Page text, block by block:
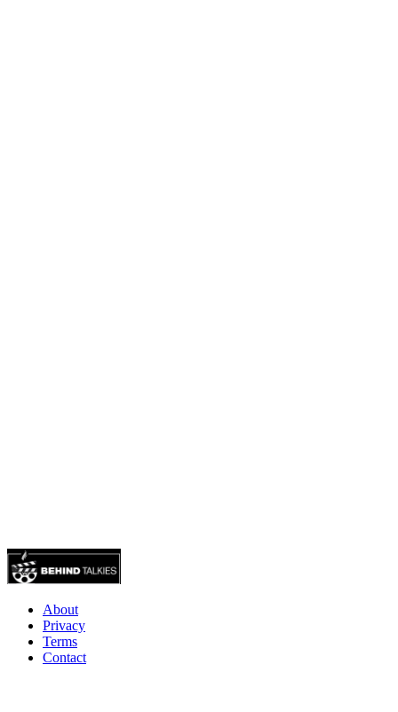
About
Privacy
Terms
Contact